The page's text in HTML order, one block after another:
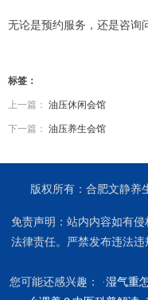
无论是预约服务，还是咨询
标签：
上一篇： 油压休闲会馆
下一篇： 油压养生会馆
版权所有：合肥文静养
免责声明：站内内容如有
法律责任。严禁发布违法
您可能还感兴趣： ·湿气重